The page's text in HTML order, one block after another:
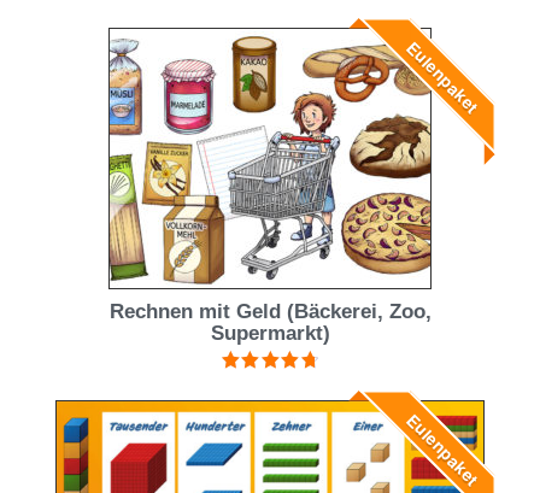
mit3.20
von 5
Eulenpaket
Rechnen mit Geld (Bäckerei, Zoo,
Supermarkt)
4.83von 5 Eulenpaket